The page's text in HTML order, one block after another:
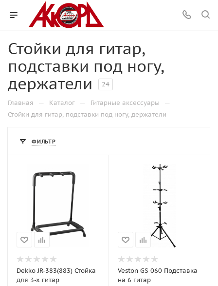
Стойки для гитар,
подставки под ногу,
держатели
24
Главная — Каталог — Гитарные аксессуары —
Стойки для гитар, подставки под ногу, держатели
ФИЛЬТР
Dekko JR-383(883) Стойка
для 3-х гитар
Veston GS 060 Подставка
на 6 гитар